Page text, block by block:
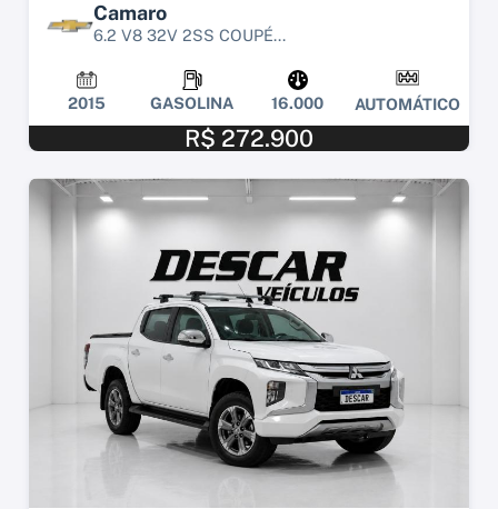
Camaro
6.2 V8 32V 2SS COUPÉ...
2015 GASOLINA 16.000 AUTOMÁTICO
R$ 272.900